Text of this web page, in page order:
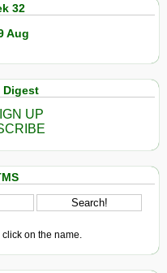
32
Aug
Digest
UP
on the name.